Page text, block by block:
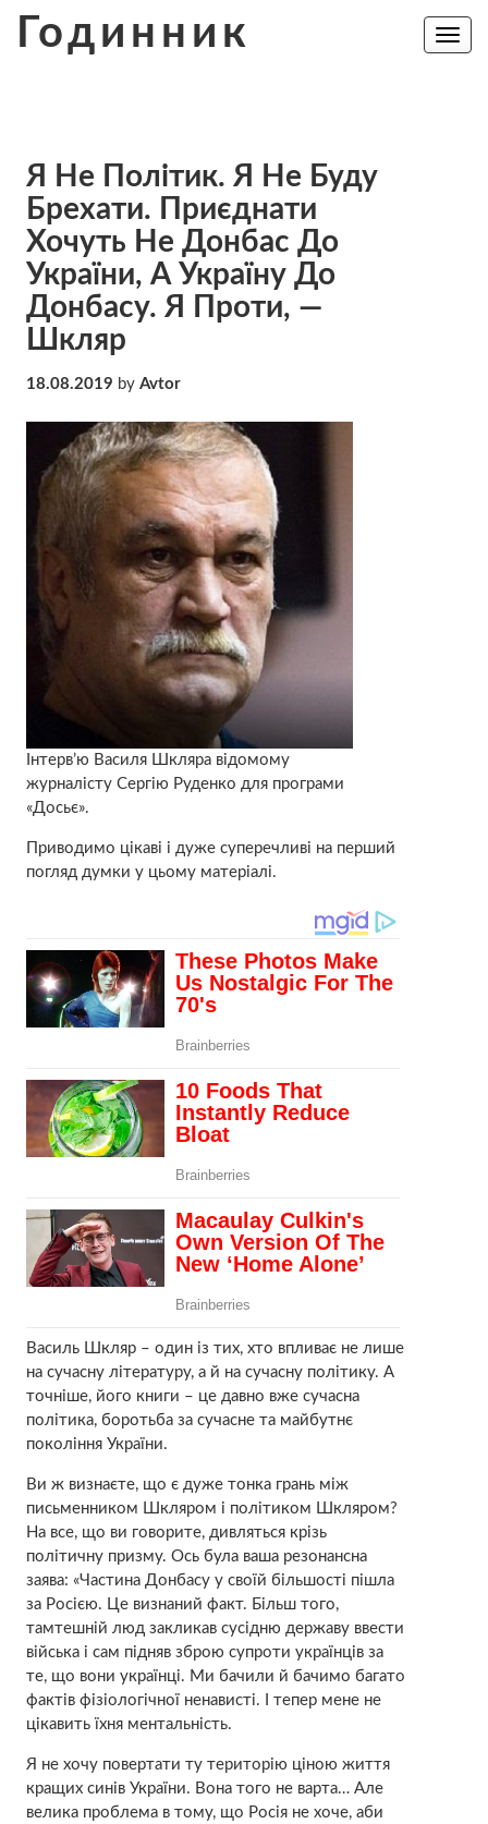
Годинник
Toggle
Я Не Політик. Я Не Буду
Брехати. Приєднати
Хочуть Не Донбас До
України, А Україну До
Донбасу. Я Проти, —
Шкляр
18.08.2019 by Avtor
Інтерв’ю Василя Шкляра відомому
журналісту Сергію Руденко для програми
«Досьє».
Приводимо цікаві і дуже суперечливі на перший
погляд думки у цьому матеріалі.
Василь Шкляр – один із тих, хто впливає не лише
на сучасну літературу, а й на сучасну політику. А
точніше, його книги – це давно вже сучасна
політика, боротьба за сучасне та майбутнє
покоління України.
Ви ж визнаєте, що є дуже тонка грань між
письменником Шкляром і політиком Шкляром?
На все, що ви говорите, дивляться крізь
політичну призму. Ось була ваша резонансна
заява: «Частина Донбасу у своїй більшості пішла
за Росією. Це визнаний факт. Більш того,
тамтешній люд закликав сусідню державу ввести
війська і сам підняв зброю супроти українців за
те, що вони українці. Ми бачили й бачимо багато
фактів фізіологічної ненависті. І тепер мене не
цікавить їхня ментальність.
Я не хочу повертати ту територію ціною життя
кращих синів України. Вона того не варта… Але
велика проблема в тому, що Росія не хоче, аби